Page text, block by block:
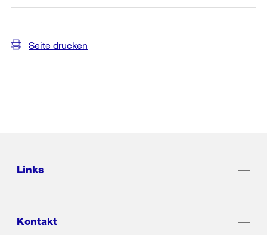
Seite drucken
Links
Kontakt